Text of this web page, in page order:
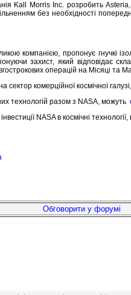
Kall Morris Inc. розробить
без необхідності
компанією, пропонує гнучкі
захист, який відповідає
операцій на Місяці та
сектор комерційної космічної
технологій разом з NASA, можуть
NASA в космічні технології,
Обговорити у форумі